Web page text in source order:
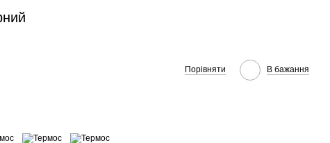
Порівняти В бажання